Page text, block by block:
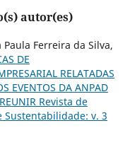
autor(es)
Ferreira da Silva,
DE
RELATADAS
EVENTOS DA ANPAD
REUNIR Revista de
v. 3